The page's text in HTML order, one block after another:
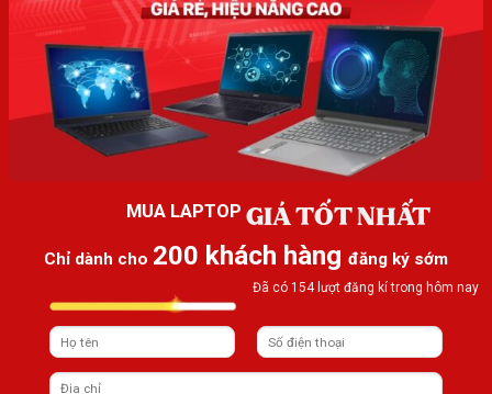
MUA LAPTOP GIÁ TỐT NHẤT
Chỉ dành cho 200 khách hàng đăng ký sớm
Đã có 154 lượt đăng kí trong hôm nay